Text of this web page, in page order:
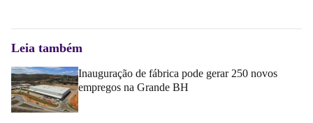
Leia também
Inauguração de fábrica pode gerar 250 novos
empregos na Grande BH